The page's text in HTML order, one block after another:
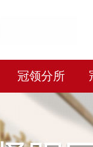
冠领分所